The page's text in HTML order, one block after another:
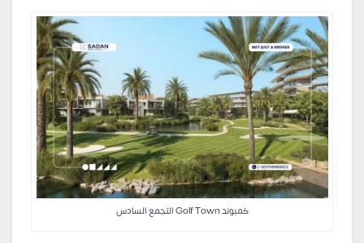
كمبوند Golf Town التجمع السادس